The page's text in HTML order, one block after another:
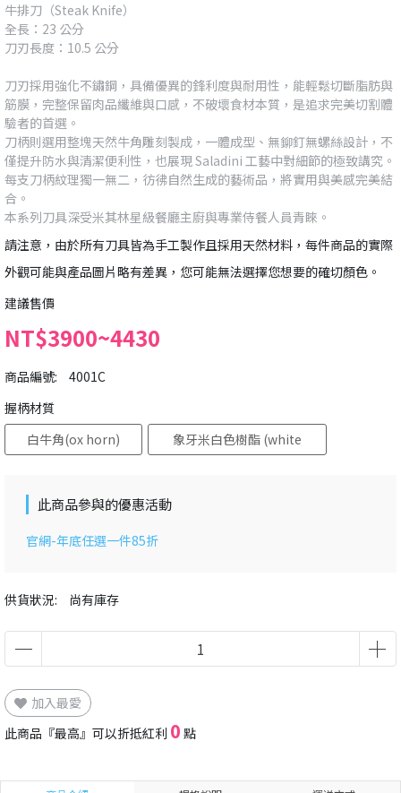
牛排刀（Steak Knife）
全長：23 公分
刀刃長度：10.5 公分
刀刃採用強化不鏽鋼，具備優異的鋒利度與耐用性，能輕鬆切斷脂肪與
筋膜，完整保留肉品纖維與口感，不破壞食材本質，是追求完美切割體
驗者的首選。
刀柄則選用整塊天然牛角雕刻製成，一體成型、無鉚釘無螺絲設計，不
僅提升防水與清潔便利性，也展現 Saladini 工藝中對細節的極致講究。
每支刀柄紋理獨一無二，彷彿自然生成的藝術品，將實用與美感完美結
合。
本系列刀具深受米其林星級餐廳主廚與專業侍餐人員青睞。
請注意，由於所有刀具皆為手工製作且採用天然材料，每件商品的實際
外觀可能與產品圖片略有差異，您可能無法選擇您想要的確切顏色。
建議售價
NT$3900~4430
商品編號: 4001C
供貨狀況: 尚有庫存
握柄材質
白牛角(ox horn)
象牙米白色樹酯 (white
resin)
此商品參與的優惠活動
官網-年底任選一件85折
加入最愛
此商品『最高』可以折抵紅利 0 點